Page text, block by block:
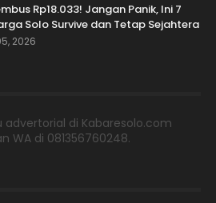
Rp18.033! Jangan Panik, Ini 7
Solo Survive dan Tetap Sejahtera
2026
di Kabaresolo.com
WA di 081356760248.